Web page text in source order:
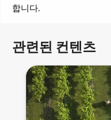
합니다.
관련된 컨텐츠